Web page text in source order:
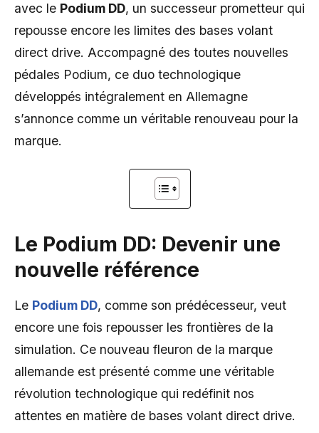
avec le Podium DD, un successeur prometteur qui
repousse encore les limites des bases volant
direct drive. Accompagné des toutes nouvelles
pédales Podium, ce duo technologique
développés intégralement en Allemagne
s’annonce comme un véritable renouveau pour la
marque.
Le Podium DD: Devenir une
nouvelle référence
Le Podium DD, comme son prédécesseur, veut
encore une fois repousser les frontières de la
simulation. Ce nouveau fleuron de la marque
allemande est présenté comme une véritable
révolution technologique qui redéfinit nos
attentes en matière de bases volant direct drive.